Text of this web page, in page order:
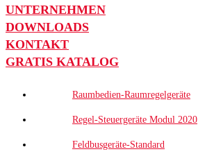
UNTERNEHMEN
DOWNLOADS
KONTAKT
GRATIS KATALOG
Raumbedien-Raumregelgeräte
Regel-Steuergeräte Modul 2020
Feldbusgeräte-Standard